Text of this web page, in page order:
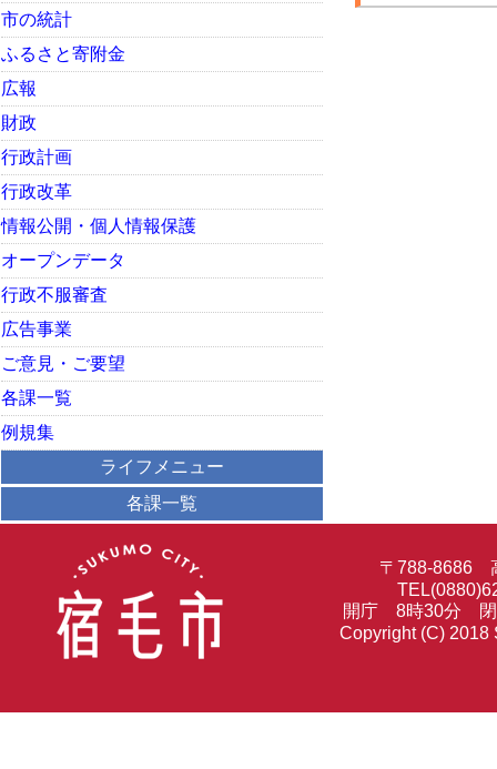
市の統計
ふるさと寄附金
広報
財政
行政計画
行政改革
情報公開・個人情報保護
オープンデータ
行政不服審査
広告事業
ご意見・ご要望
各課一覧
例規集
ライフメニュー
各課一覧
〒788-8686
開庁 8時30分 閉
Copyright (C) 2018